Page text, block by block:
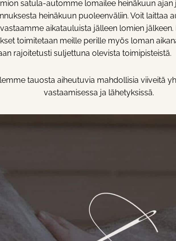
satula-automme lomailee heinäkuun
heinäkuun puoleenväliin. Voit laittaa
aikatauluista jälleen lomien
toimitetaan meille perille myös loman
rajoitetusti suljettuna olevista toimipisteistä.
tauosta aiheutuvia mahdollisia viiveitä
vastaamisessa ja lähetyksissä.